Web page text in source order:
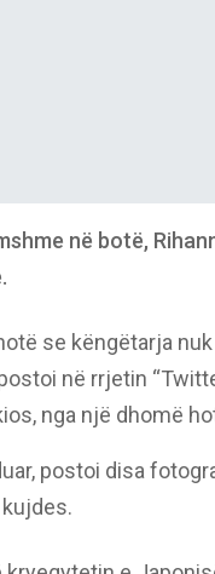
në botë,
se këngëtarja
në rrjetin
nga një dhomë
postoi disa